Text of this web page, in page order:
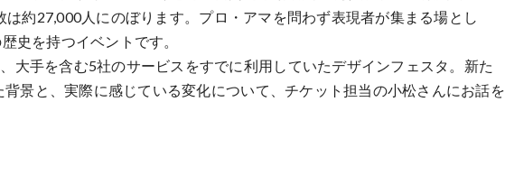
は約27,000人にのぼります。プロ・アマを問わず表現者が集まる場とし
史を持つイベントです。
大手を含む5社のサービスをすでに利用していたデザインフェスタ。新た
景と、実際に感じている変化について、チケット担当の小松さんにお話を